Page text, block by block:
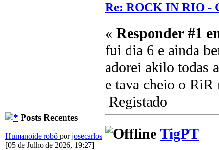
Posts Recentes
Humanoide robô porjosecarlos
[05 de Julho de 2026, 19:27]
Re: ROCK IN RIO -
« Responder #1
fui dia 6 e ainda
adorei akilo todas
e tava cheio o RiR
Registado
TigPT